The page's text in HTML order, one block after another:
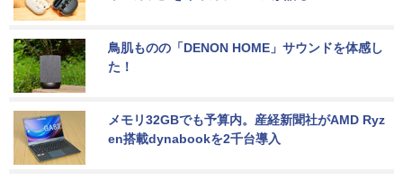
鳥肌ものの「DENON HOME」サウンドを体感し
た！
メモリ32GBでも予算内。産経新聞社がAMD Ryz
en搭載dynabookを2千台導入